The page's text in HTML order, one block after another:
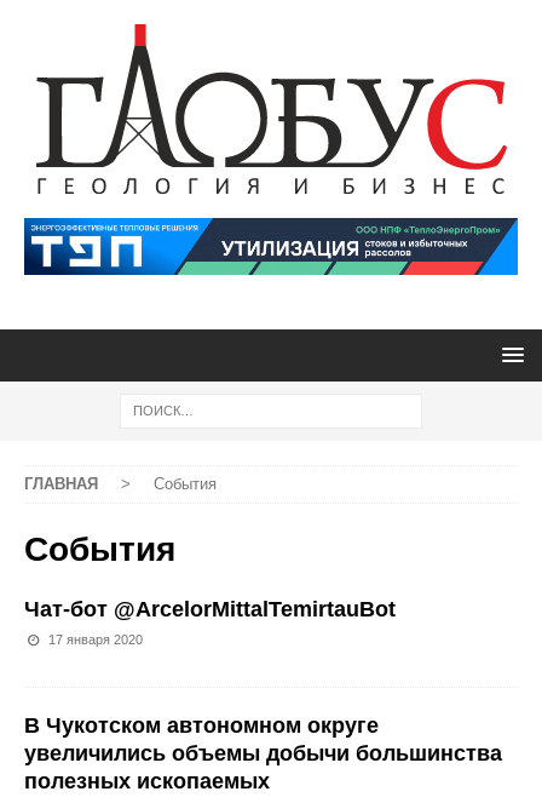
ГЛАВНАЯ > События
События
Чат-бот @ArcelorMittalTemirtauBot
17 января 2020
В Чукотском автономном округе
увеличились объемы добычи большинства
полезных ископаемых